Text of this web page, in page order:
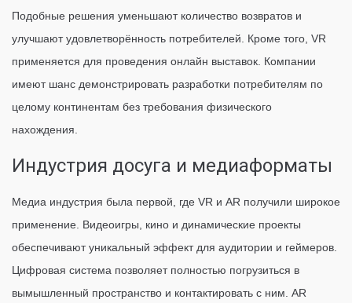
Подобные решения уменьшают количество возвратов и
улучшают удовлетворённость потребителей. Кроме того, VR
применяется для проведения онлайн выставок. Компании
имеют шанс демонстрировать разработки потребителям по
целому континентам без требования физического
нахождения.
Индустрия досуга и медиаформаты
Медиа индустрия была первой, где VR и AR получили широкое
применение. Видеоигры, кино и динамические проекты
обеспечивают уникальный эффект для аудитории и геймеров.
Цифровая система позволяет полностью погрузиться в
вымышленный пространство и контактировать с ним. AR